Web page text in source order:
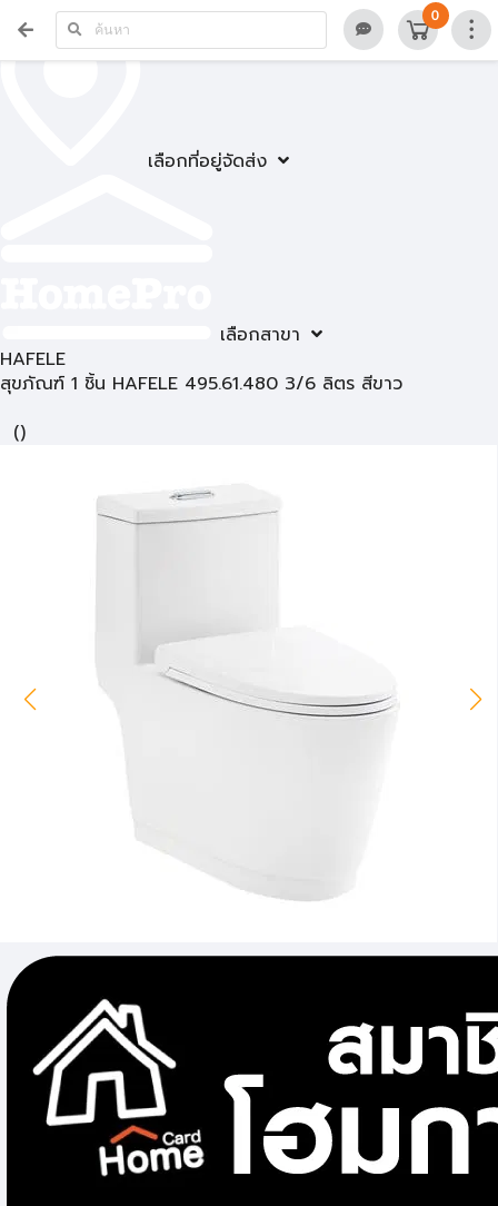
เลือกที่อยู่จัดส่ง
เลือกสาขา
0
HAFELE
สุขภัณฑ์ 1 ชิ้น HAFELE 495.61.480 3/6 ลิตร สีขาว
()